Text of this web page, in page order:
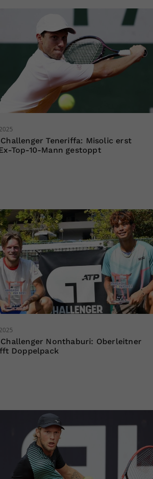
Teneriffa: Misolic erst
Top-10-Mann gestoppt
Nonthaburi: Oberleitner
Doppelpack